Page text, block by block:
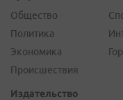
Общество
Политика
Экономика
Происшествия
Издательство